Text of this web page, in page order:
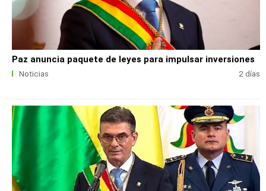
Paz anuncia paquete de leyes para impulsar inversiones
Noticias 2 días